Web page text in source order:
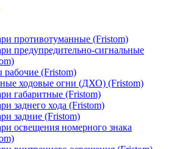
противотуманные (Fristom)
предупредительно-сигнальные
(Fristom)
ходовые огни (ДХО) (Fristom)
габаритные (Fristom)
заднего хода (Fristom)
задние (Fristom)
освещения номерного знака